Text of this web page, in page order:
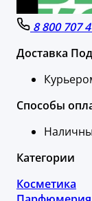
8 800 707
Доставка
Способы
Категории
Косметика